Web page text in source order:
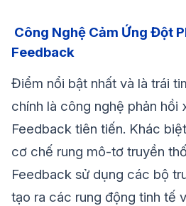
Công Nghệ Cảm Ứng Đột
Feedback
Điểm nổi bật nhất và là trái
chính là công nghệ phản hồi
Feedback tiên tiến. Khác
cơ chế rung mô-tơ truyền
Feedback sử dụng các bộ
tạo ra các rung động tinh tế